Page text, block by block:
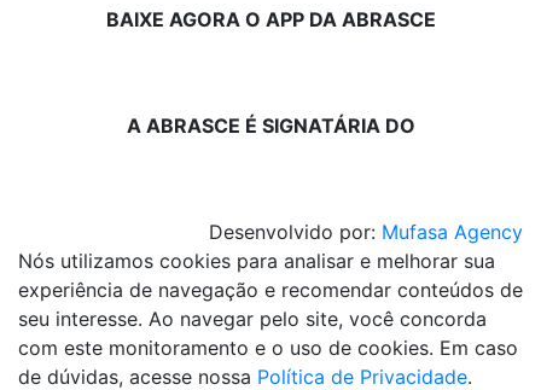
BAIXE AGORA O APP DA ABRASCE
A ABRASCE É SIGNATÁRIA DO
Desenvolvido por: Mufasa Agency
Nós utilizamos cookies para analisar e melhorar sua
experiência de navegação e recomendar conteúdos de
seu interesse. Ao navegar pelo site, você concorda
com este monitoramento e o uso de cookies. Em caso
de dúvidas, acesse nossa Política de Privacidade.